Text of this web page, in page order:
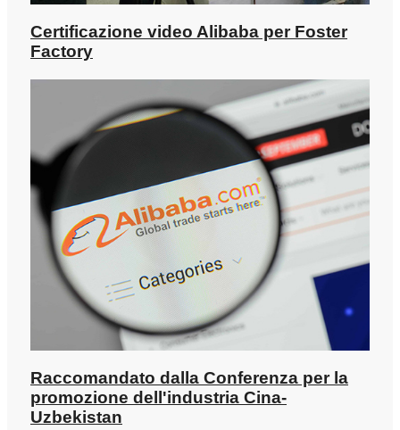
Certificazione video Alibaba per Foster
Factory
Raccomandato dalla Conferenza per la
promozione dell'industria Cina-
Uzbekistan